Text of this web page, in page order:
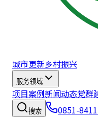
城市更新乡村振兴
服务领域
项目案例新闻动态党群
搜索 0851-